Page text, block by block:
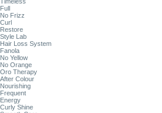
Full
No Frizz
Curl
Restore
Style Lab
Hair Loss System
Fanola
No Yellow
No Orange
Oro Therapy
After Colour
Nourishing
Frequent
Energy
Curly Shine